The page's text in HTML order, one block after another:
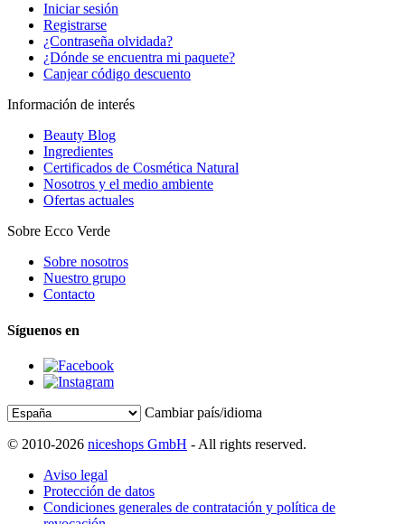
Iniciar sesión
Registrarse
¿Contraseña olvidada?
¿Dónde se encuentra mi paquete?
Canjear código descuento
Información de interés
Beauty Blog
Ingredientes
Certificados de Cosmética Natural
Nosotros y el medio ambiente
Ofertas actuales
Sobre Ecco Verde
Sobre nosotros
Nuestro grupo
Contacto
Síguenos en
Cambiar país/idioma
© 2010-2026 niceshops GmbH - All rights reserved.
Aviso legal
Protección de datos
Condiciones generales de contratación y política de